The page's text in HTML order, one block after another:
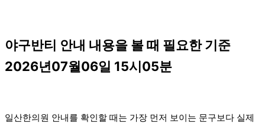
야구반티 안내 내용을 볼 때 필요한 기준
2026년07월06일 15시05분
일산한의원 안내를 확인할 때는 가장 먼저 보이는 문구보다 실제